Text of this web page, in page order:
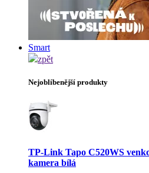
Smart
zpět
Nejoblíbenější produkty
TP-Link Tapo C520WS
kamera bílá